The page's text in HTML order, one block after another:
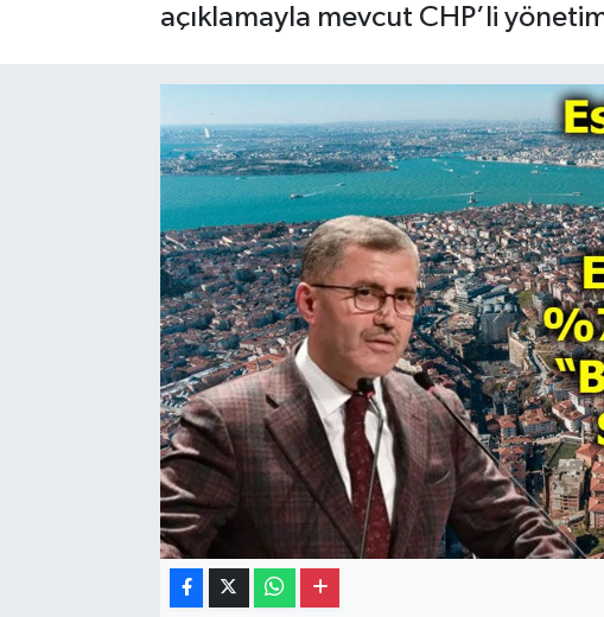
açıklamayla mevcut CHP’li
Gayrimenkul